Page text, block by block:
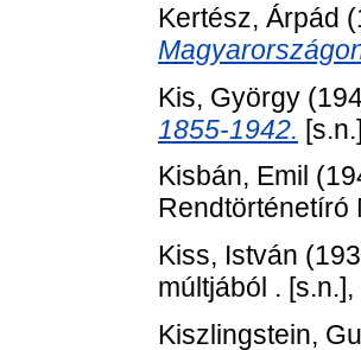
Kertész, Árpád
Kis, György
1855-1942.
Kisbán, Emil
Rendtörténetíró
Kiss, István
múltjából .
Kiszlingstein,